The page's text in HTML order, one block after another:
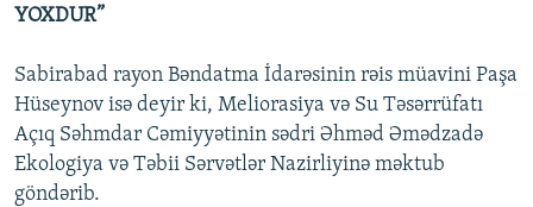
YOXDUR”
Sabirabad rayon Bəndatma İdarəsinin rəis müavini Paşa
Hüseynov isə deyir ki, Meliorasiya və Su Təsərrüfatı
Açıq Səhmdar Cəmiyyətinin sədri Əhməd Əmədzadə
Ekologiya və Təbii Sərvətlər Nazirliyinə məktub
göndərib.